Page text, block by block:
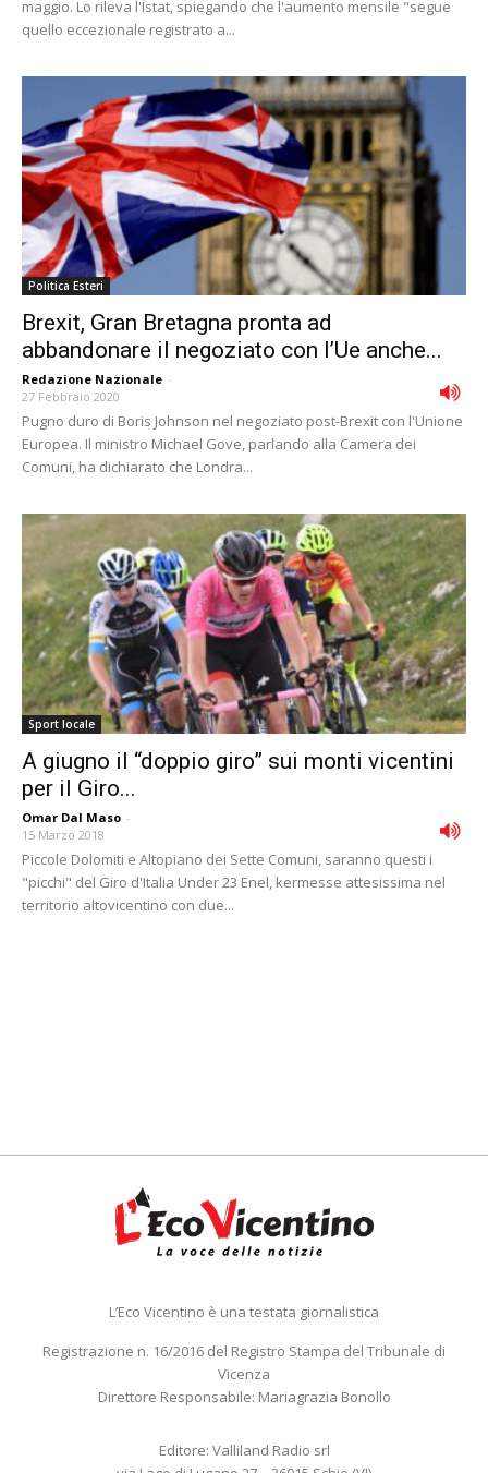
maggio. Lo rileva l'Istat, spiegando che l'aumento mensile "segue
quello eccezionale registrato a...
Politica Esteri
Brexit, Gran Bretagna pronta ad
abbandonare il negoziato con l’Ue anche...
Redazione Nazionale -
27 Febbraio 2020
Pugno duro di Boris Johnson nel negoziato post-Brexit con l'Unione
Europea. Il ministro Michael Gove, parlando alla Camera dei
Comuni, ha dichiarato che Londra...
Sport locale
A giugno il “doppio giro” sui monti vicentini
per il Giro...
Omar Dal Maso -
15 Marzo 2018
Piccole Dolomiti e Altopiano dei Sette Comuni, saranno questi i
"picchi" del Giro d'Italia Under 23 Enel, kermesse attesissima nel
territorio altovicentino con due...
L’Eco Vicentino è una testata giornalistica
Registrazione n. 16/2016 del Registro Stampa del Tribunale di
Vicenza
Direttore Responsabile: Mariagrazia Bonollo
Editore: Valliland Radio srl